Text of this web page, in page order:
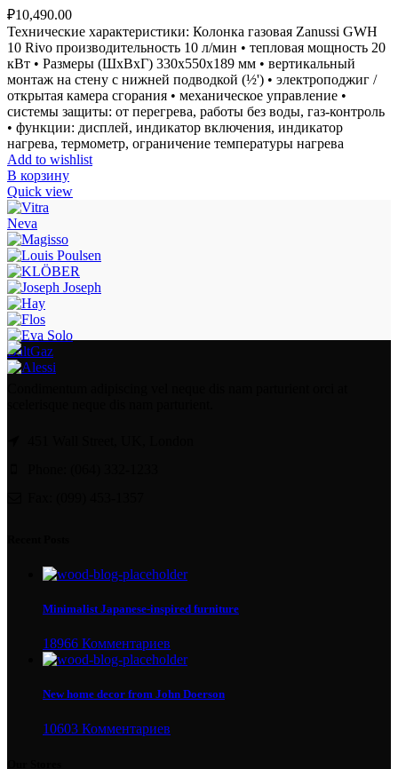
₽10,490.00
Технические характеристики: Колонка газовая Zanussi GWH
10 Rivo производительность 10 л/мин • тепловая мощность 20
кВт • Размеры (ШxВxГ) 330x550x189 мм • вертикальный
монтаж на стену с нижней подводкой (½') • электроподжиг /
открытая камера сгорания • механическое управление •
системы защиты: от перегрева, работы без воды, газ-контроль
• функции: дисплей, индикатор включения, индикатор
нагрева, термометр, ограничение температуры нагрева
Add to wishlist
В корзину
Quick view
Neva
BaltGaz
Minimalist Japanese-inspired furniture
18966 Комментариев
New home decor from John Doerson
10603 Комментариев